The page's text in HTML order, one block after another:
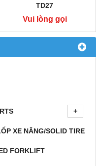
XE NÂNG/SOLID TIRE
FORKLIFT
TD27
Vui lòng gọi